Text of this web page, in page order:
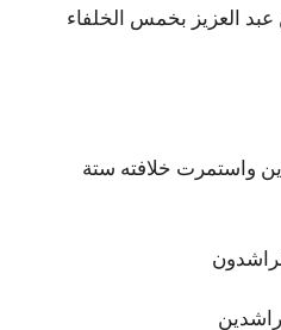
العزيز بخمس الخلفاء
واستمرت خلافته ستة